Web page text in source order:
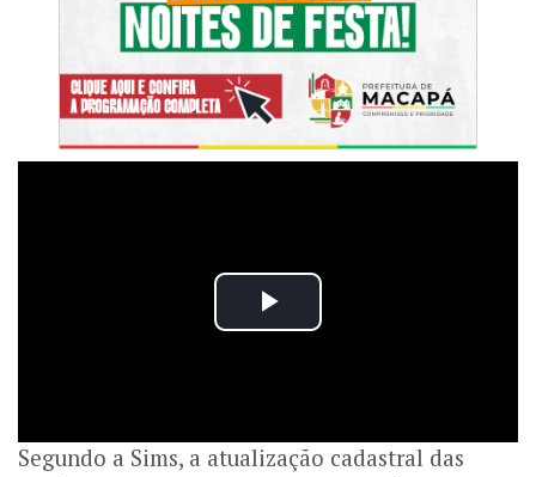
Segundo a Sims, a atualização cadastral das